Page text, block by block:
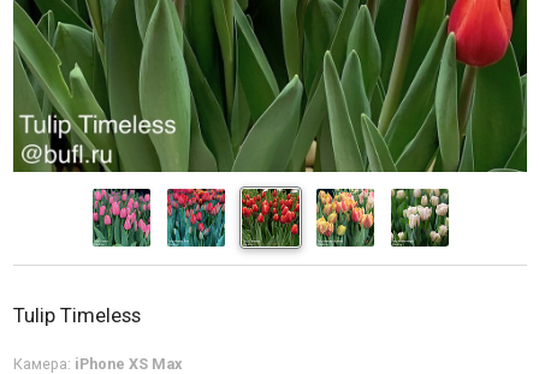
Tulip Timeless
Камера: iPhone XS Max